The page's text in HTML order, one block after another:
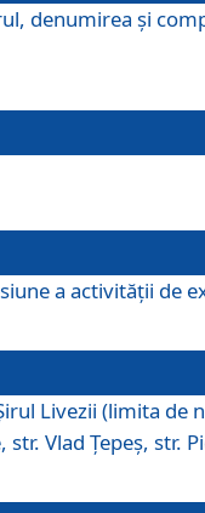
denumirea şi
a activităţii de
Livezii (limita
Vlad Ţepeş, str.